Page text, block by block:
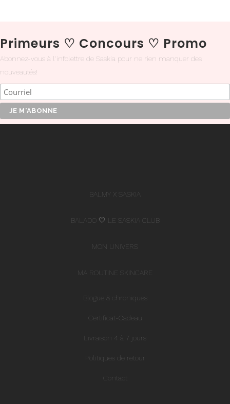
Primeurs ♡ Concours ♡ Promo
Abonnez-vous à l'infolettre de Saskia pour ne rien manquer des
nouveautés!
BALMY X SASKIA
BALADO 🤍 LE SASKIA CLUB
MON UNIVERS
MA ROUTINE SKINCARE
Blogue & chroniques
Certificat-Cadeau
Livraison 4 à 7 jours
Politiques de retour
Contact